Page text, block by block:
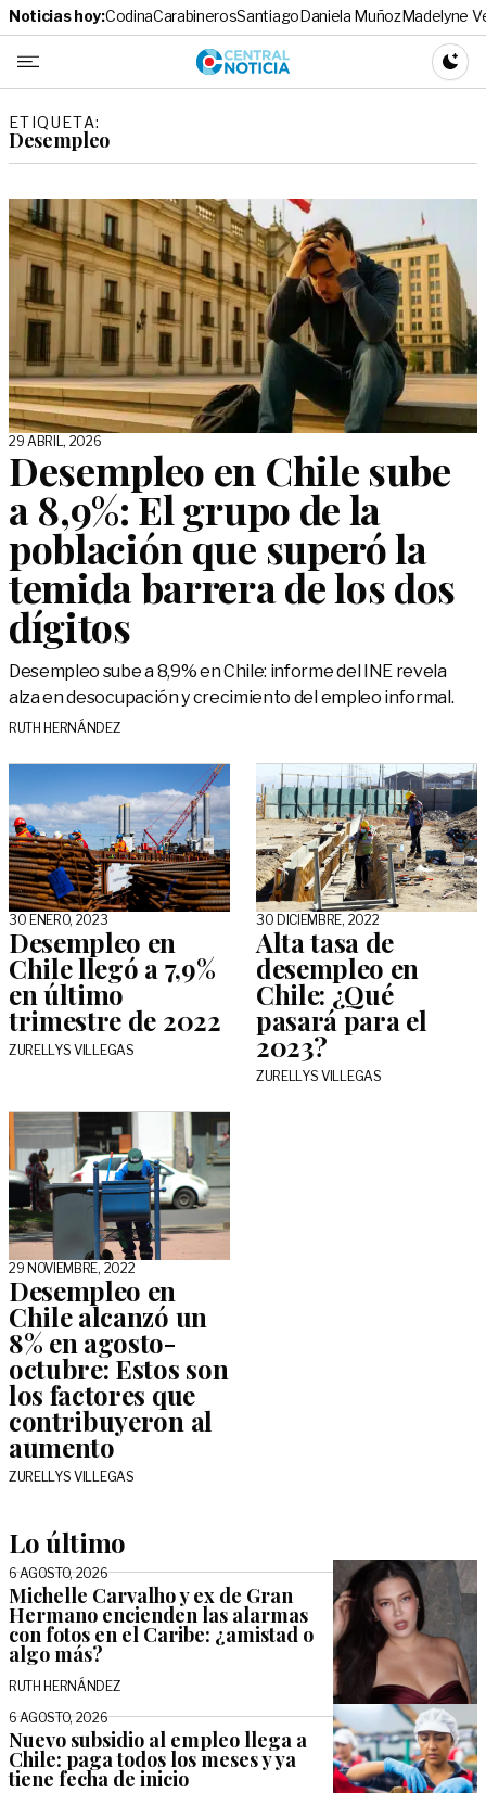
Noticias hoy:CodinaCarabinerosSantiagoDaniela MuñozMadelyne
Central
ETIQUETA:
Desempleo
29 ABRIL, 2026
Desempleo en Chile sube
a 8,9%: El grupo de la
población que superó la
temida barrera de los dos
dígitos
Desempleo sube a 8,9% en Chile: informe del INE revela
alza en desocupación y crecimiento del empleo informal.
RUTH HERNÁNDEZ
30 ENERO, 2023
Desempleo en
Chile llegó a 7,9%
en último
trimestre de 2022
ZURELLYS VILLEGAS
30 DICIEMBRE, 2022
Alta tasa de
desempleo en
Chile: ¿Qué
pasará para el
2023?
ZURELLYS VILLEGAS
29 NOVIEMBRE, 2022
Desempleo en
Chile alcanzó un
8% en agosto-
octubre: Estos son
los factores que
contribuyeron al
aumento
ZURELLYS VILLEGAS
Lo último
6 AGOSTO, 2026
Michelle Carvalho y ex de Gran
Hermano encienden las alarmas
con fotos en el Caribe: ¿amistad o
algo más?
RUTH HERNÁNDEZ
6 AGOSTO, 2026
Nuevo subsidio al empleo llega a
Chile: paga todos los meses y ya
tiene fecha de inicio